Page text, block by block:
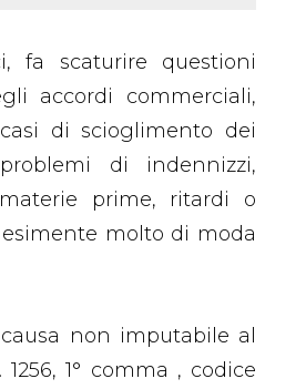
fa scaturire questioni
accordi commerciali,
di scioglimento dei
di indennizzi,
prime, ritardi o
molto di moda
non imputabile al
1° comma , codice